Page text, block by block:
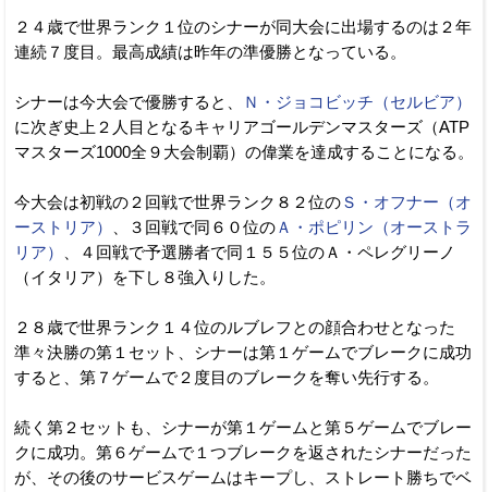
２４歳で世界ランク１位のシナーが同大会に出場するのは２年
連続７度目。最高成績は昨年の準優勝となっている。
シナーは今大会で優勝すると、
Ｎ・ジョコビッチ（セルビア）
に次ぎ史上２人目となるキャリアゴールデンマスターズ（ATP
マスターズ1000全９大会制覇）の偉業を達成することになる。
今大会は初戦の２回戦で世界ランク８２位のＳ・オフナー（オ
ーストリア）
、３回戦で同６０位のＡ・ポピリン（オーストラ
リア）
、４回戦で予選勝者で同１５５位のＡ・ペレグリーノ
（イタリア）を下し８強入りした。
２８歳で世界ランク１４位のルブレフとの顔合わせとなった
準々決勝の第１セット、シナーは第１ゲームでブレークに成功
すると、第７ゲームで２度目のブレークを奪い先行する。
続く第２セットも、シナーが第１ゲームと第５ゲームでブレー
クに成功。第６ゲームで１つブレークを返されたシナーだった
が、その後のサービスゲームはキープし、ストレート勝ちでベ